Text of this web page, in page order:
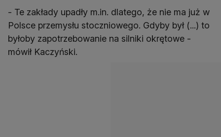
- Te zakłady upadły m.in. dlatego, że nie ma już w
Polsce przemysłu stoczniowego. Gdyby był (...) to
byłoby zapotrzebowanie na silniki okrętowe -
mówił Kaczyński.